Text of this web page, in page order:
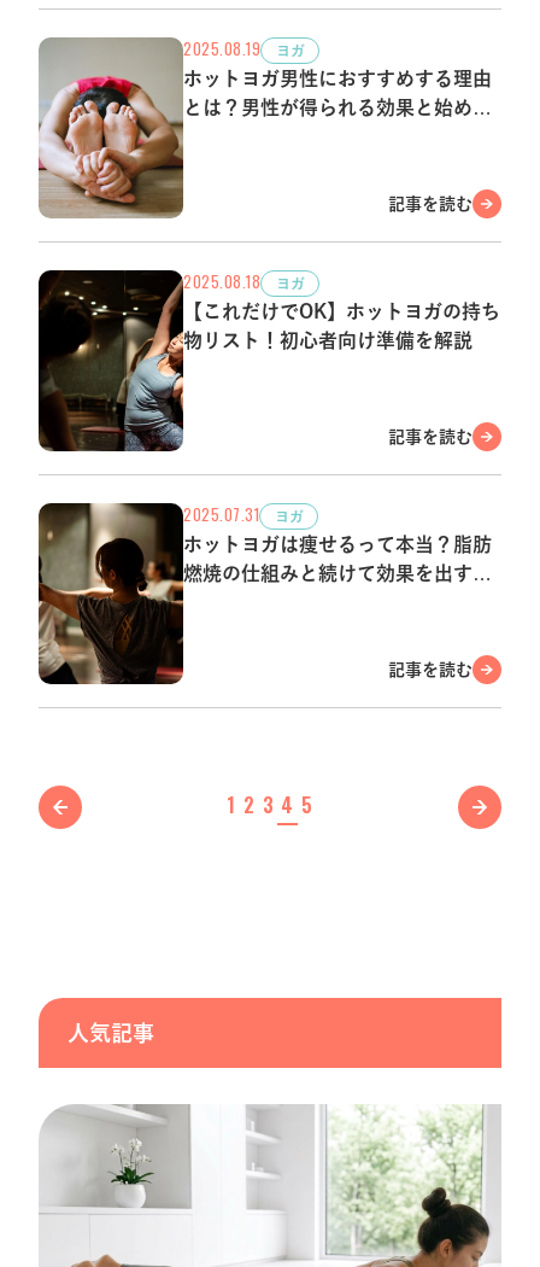
2025.08.19 ヨガ
ホットヨガ男性におすすめする理由
とは？男性が得られる効果と始める
記事を読む
2025.08.18 ヨガ
【これだけでOK】ホットヨガの持ち
物リスト！初心者向け準備を解説
記事を読む
2025.07.31 ヨガ
ホットヨガは痩せるって本当？脂肪
燃焼の仕組みと続けて効果を出す方
記事を読む
1 2 3 4 5
人気記事